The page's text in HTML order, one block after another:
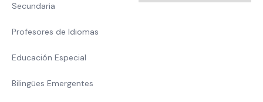
Secundaria
Profesores de Idiomas
Educación Especial
Bilingües Emergentes